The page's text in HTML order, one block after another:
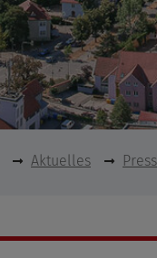
Aktuelles